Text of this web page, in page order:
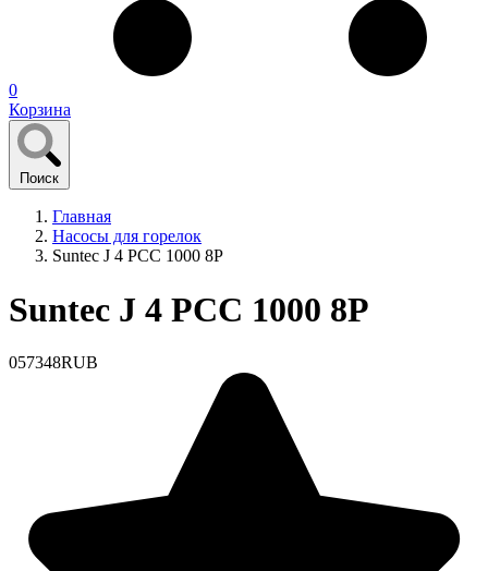
0
Корзина
Поиск
Главная
Насосы для горелок
Suntec J 4 PCC 1000 8P
Suntec J 4 PCC 1000 8P
057348RUB